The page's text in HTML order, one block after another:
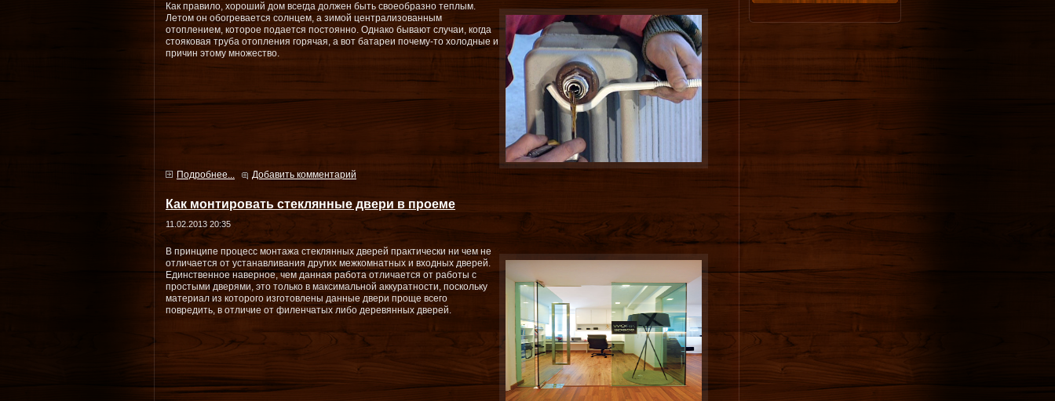
Как правило, хороший дом всегда должен быть своеобразно теплым.
Летом он обогревается солнцем, а зимой централизованным
отоплением, которое подается постоянно. Однако бывают случаи, когда
стояковая труба отопления горячая, а вот батареи почему-то холодные и
причин этому множество.
Подробнее... Добавить комментарий
Как монтировать стеклянные двери в проеме
11.02.2013 20:35
В принципе процесс монтажа стеклянных дверей практически ни чем не
отличается от устанавливания других межкомнатных и входных дверей.
Единственное наверное, чем данная работа отличается от работы с
простыми дверями, это только в максимальной аккуратности, поскольку
материал из которого изготовлены данные двери проще всего
повредить, в отличие от филенчатых либо деревянных дверей.